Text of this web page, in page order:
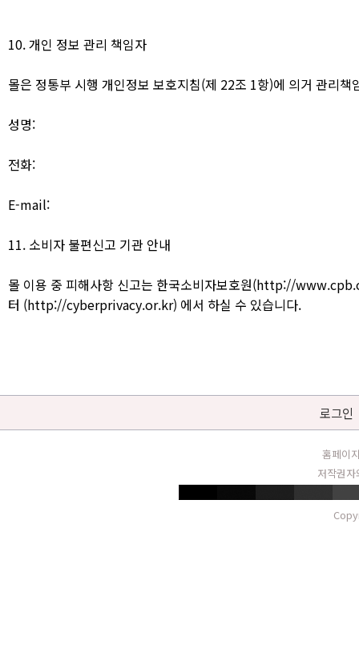
10. 개인 정보 관리 책임자
몰은 정통부 시행 개인정보 보호지침(제 22조 1항)에 의거 관리
성명:
전화:
E-mail:
11. 소비자 불편신고 기관 안내
몰 이용 중 피해사항 신고는 한국소비자보호원(http://
터 (http://cyberprivacy.or.kr) 에서 하실 수 있습니다.
로그인
홈페이
저작권